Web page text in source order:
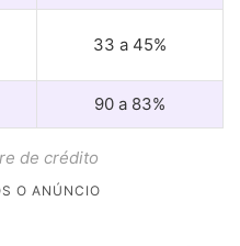
33 a 45%
90 a 83%
de crédito